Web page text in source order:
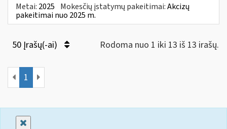
Metai: 2025 Mokesčių įstatymų pakeitimai:Akcizų
pakeitimai nuo 2025 m.
50 Įrašų(-ai) Rodoma nuo 1 iki 13 iš 13 irašų.
1